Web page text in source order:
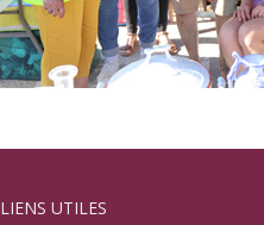
LIENS UTILES